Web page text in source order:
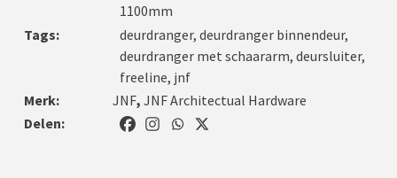
1100mm
Tags:
deurdranger, deurdranger binnendeur,
deurdranger met schaararm, deursluiter,
freeline, jnf
Merk:
JNF, JNF Architectual Hardware
Delen: